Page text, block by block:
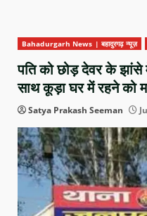
Bahadurgarh News | बहादुरगढ़ न्यूज़
पति को छोड़ देवर के
साथ कूड़ा घर में रहने को
Satya Prakash Seeman